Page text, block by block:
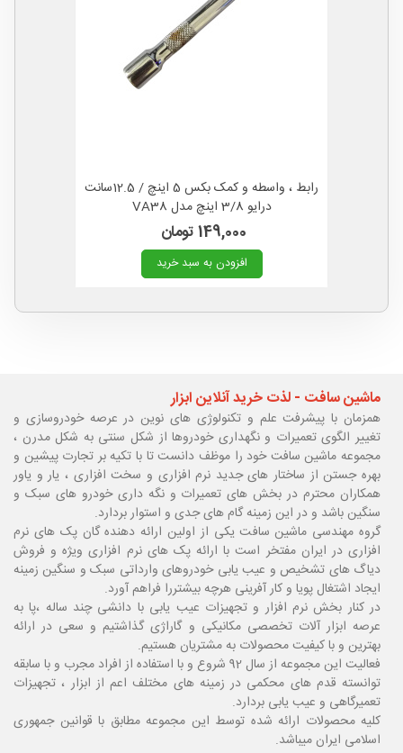
رابط ، واسطه و کمک بکس 5 اینچ / 12.5سانت
درایو 3/8 اینچ مدل VA38
149,000 تومان
افزودن به سبد خرید
ماشین سافت - لذت خرید آنلاین ابزار
همزمان با پیشرفت علم و تکنولوژی های نوین در عرصه خودروسازی و
تغییر الگوی تعمیرات و نگهداری خودروها از شکل سنتی به شکل مدرن ،
مجموعه ماشین سافت خود را موظف دانست تا با تکیه بر تجارت پیشین و
بهره جستن از ساختار های جدید نرم افزاری و سخت افزاری ، یار و یاور
همکاران محترم در بخش های تعمیرات و نگه داری خودرو های سبک و
سنگین باشد و در این زمینه گام های جدی و استوار بردارد.
گروه مهندسی ماشین سافت یکی از اولین ارائه دهنده گان پک های نرم
افزاری در ایران مفتخر است با ارائه پک های نرم افزاری ویژه و فروش
دیاگ های تشخیص و عیب یابی خودروهای وارداتی سبک و سنگین زمینه
ایجاد اشتغال پویا و کار آفرینی هرچه بیشتررا فراهم آورد.
در کنار بخش نرم افزار و تجهیزات عیب یابی با دانشی چند ساله ،پا به
عرصه ابزار آلات تخصصی مکانیکی و گاراژی گذاشتیم و سعی در ارائه
بهترین و با کیفیت محصولات به مشتریان هستیم.
فعالیت این مجموعه از سال 92 شروع و با استفاده از افراد مجرب و با سابقه
توانسته قدم های محکمی در زمینه های مختلف اعم از ابزار ، تجهیزات
تعمیرگاهی و عیب یابی بردارد.
کلیه محصولات ارائه شده توسط این مجموعه مطابق با قوانین جمهوری
اسلامی ایران میباشد.